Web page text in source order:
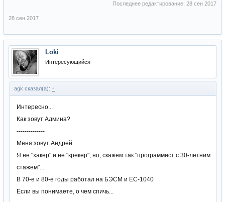
Последнее редактирование: 28 сен 2017
28 сен 2017
Loki
Интересующийся
agk сказал(а): ↑
Интересно...
Как зовут Админа?
--------------
Меня зовут Андрей.
Я не "хакер" и не "крекер", но, скажем так "программист с 30-летним
стажем"...
В 70-е и 80-е годы работал на БЭСМ и ЕС-1040
Если вы понимаете, о чем спичь...